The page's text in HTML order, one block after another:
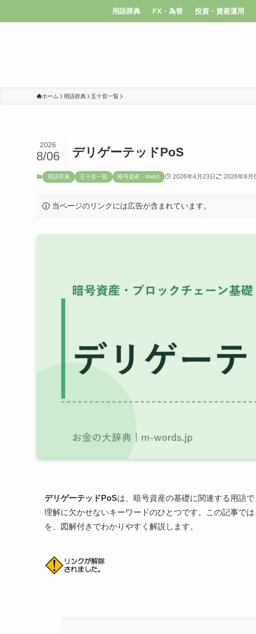
用語辞典 FX・為替 投資・資産運用
ホーム 用語辞典 五十音一覧
デリゲーテッドPoS
2026
8/06
用語辞典 五十音一覧 暗号資産・Web3 2026年4月23日 2026年8月
当ページのリンクには広告が含まれています。
デリゲーテッドPoSは、暗号資産の基礎に関連する用語
理解に欠かせないキーワードのひとつです。この記事で
を、図解付きでわかりやすく解説します。